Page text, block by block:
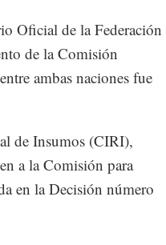
Oficial de la Federación
de la Comisión
ambas naciones fue
de Insumos (CIRI),
a la Comisión para
en la Decisión número